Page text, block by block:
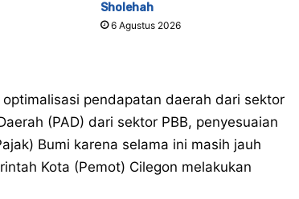
Sholehah
6 Agustus 2026
pendapatan daerah dari sektor
(PAD) dari sektor PBB, penyesuaian
Bumi karena selama ini masih jauh
Kota (Pemot) Cilegon melakukan